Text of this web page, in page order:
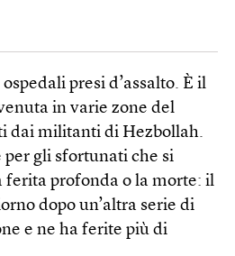
presi d’assalto. È il
in varie zone del
dai militanti di Hezbollah.
per gli sfortunati che si
ferita profonda o la morte: il
dopo un’altra serie di
e ne ha ferite più di